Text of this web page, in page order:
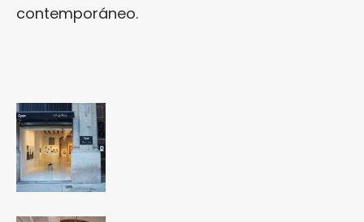
contemporáneo.